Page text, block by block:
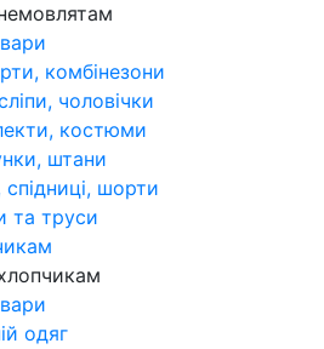
комбінезони
чоловічки
костюми
штани
спідниці, шорти
та труси
одяг